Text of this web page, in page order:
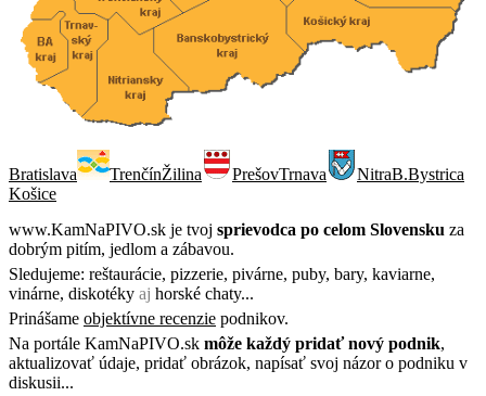
Bratislava TrenčínŽilina PrešovTrnava NitraB.Bystrica
Košice
www.KamNaPIVO.sk je tvoj sprievodca po celom Slovensku za
dobrým pitím, jedlom a zábavou.
Sledujeme: reštaurácie, pizzerie, pivárne, puby, bary, kaviarne,
vinárne, diskotéky aj horské chaty...
Prinášame objektívne recenzie podnikov.
Na portále KamNaPIVO.sk môže každý pridať nový podnik,
aktualizovať údaje, pridať obrázok, napísať svoj názor o podniku v
diskusii...